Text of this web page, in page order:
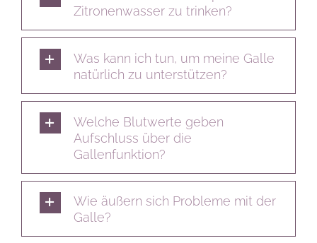
Zitronenwasser zu trinken?
Was kann ich tun, um meine Galle
natürlich zu unterstützen?
Welche Blutwerte geben
Aufschluss über die
Gallenfunktion?
Wie äußern sich Probleme mit der
Galle?